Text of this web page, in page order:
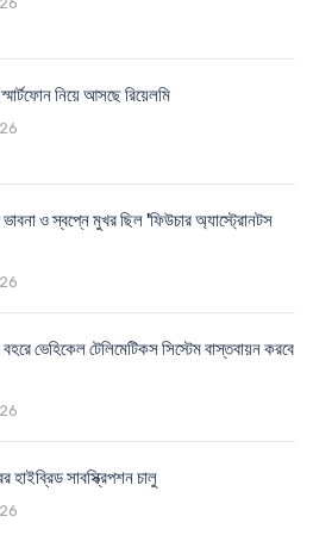
নিয়ে আসছে রিয়েলমি
ভাবনা ও স্বপ্নে মুখর ছিল 'ফিউচার অ্যাস্ট্রোনটস
ভেহিকেল টেলিমেটিকস সিস্টেম বাস্তবায়ন করবে
হাইব্রিড সাবস্ক্রিপশন চালু